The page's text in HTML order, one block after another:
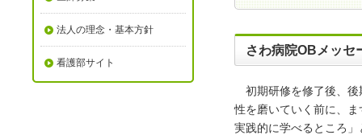
さわ病院OBメッセ
初期研修を修了後、後
性を磨いていく前に、
実践的に学べるところ
法人の理念・基本方針
看護部サイト